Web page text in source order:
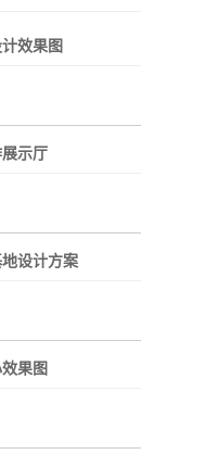
效果图
示厅
设计方案
果图